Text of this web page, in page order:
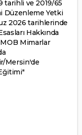
tarihli ve 2019/65
Düzenleme Yetki
2026 tarihlerinde
Hakkında
Mimarlar
Mersin'de